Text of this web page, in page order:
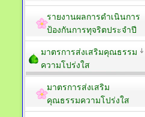
รายงานผลการดำเนินการ
ป้องกันการทุจริตประจำปี
มาตรการส่งเสริมคุณธรรม
ความโปร่งใส
มาตรการส่งเสริม
คุณธรรมความโปร่งใส